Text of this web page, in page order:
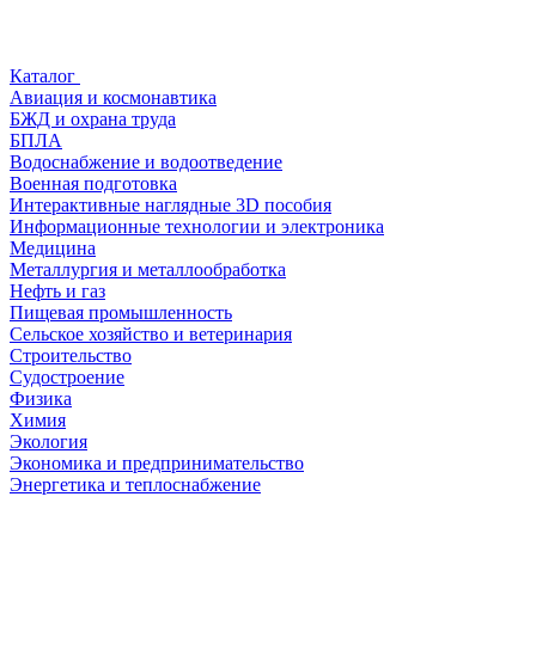
Каталог
Авиация и космонавтика
БЖД и охрана труда
БПЛА
Водоснабжение и водоотведение
Военная подготовка
Интерактивные наглядные 3D пособия
Информационные технологии и электроника
Медицина
Металлургия и металлообработка
Нефть и газ
Пищевая промышленность
Сельское хозяйство и ветеринария
Строительство
Судостроение
Физика
Химия
Экология
Экономика и предпринимательство
Энергетика и теплоснабжение